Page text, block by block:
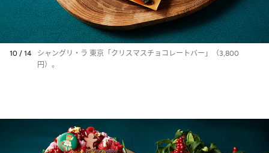
10 / 14
シャングリ・ラ 東京「クリスマスチョコレートバー」（3,800
円）。